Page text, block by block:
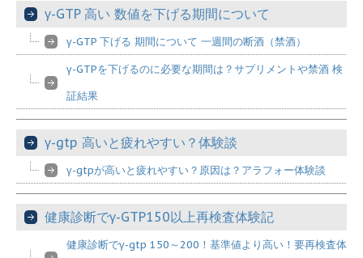
γ-GTP 高い 数値を下げる期間について
γ-GTP 下げる 期間について 一週間の断酒（禁酒）
γ-GTPを下げるのに必要な期間は？サプリメントや禁酒 検
証結果
γ-gtp 高いと疲れやすい？体験談
γ-gtpが高いと疲れやすい？原因は？アラフォー体験談
健康診断でγ-GTP150以上再検査体験記
健康診断でγ-gtp 150～200！基準値より高い！要再検査体